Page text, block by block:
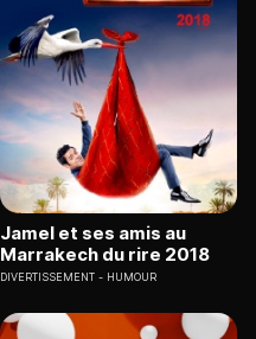
Jamel et ses amis au
Marrakech du rire 2018
DIVERTISSEMENT HUMOUR